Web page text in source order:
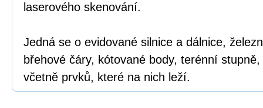
laserového skenování.
Jedná se o evidované silnice a dálnice,
břehové čáry, kótované body, terénní
včetně prvků, které na nich leží.